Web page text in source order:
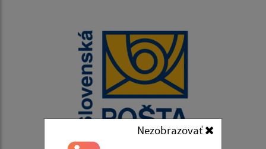
Nezobrazovať